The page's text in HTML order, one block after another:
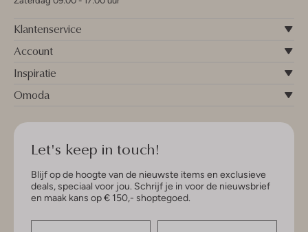
Klantenservice
Account
Inspiratie
Omoda
Let's keep in touch!
Blijf op de hoogte van de nieuwste items en exclusieve
deals, speciaal voor jou. Schrijf je in voor de nieuwsbrief
en maak kans op € 150,- shoptegoed.